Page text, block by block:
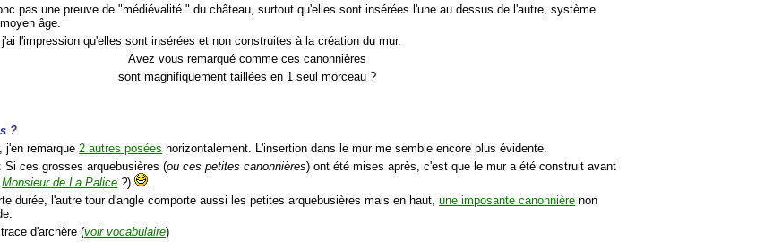
pas une preuve de "médiévalité " du château, surtout qu'elles sont insérées l'une au dessus de l'autre, système
âge.
l'impression qu'elles sont insérées et non construites à la création du mur.
Avez vous remarqué comme ces canonnières
sont magnifiquement taillées en 1 seul morceau ?
?
j'en remarque2 autres posées horizontalement. L'insertion dans le mur me semble encore plus évidente.
: Si ces grosses arquebusières (ou ces petites canonnières) ont été mises après, c'est que le mur a été construit avant
Monsieur de La Palice ?)
.
durée, l'autre tour d'angle comporte aussi les petites arquebusières mais en haut,une imposante canonnière non
d'archère (voir vocabulaire)